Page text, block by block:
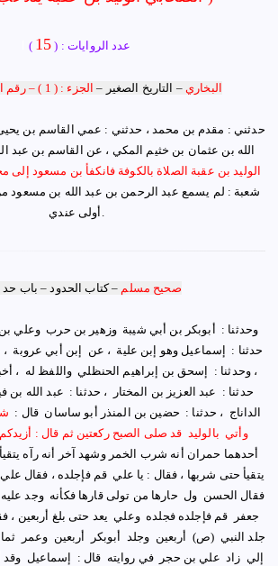
عدد الروايات : ( 15
)
البخاري – التاريخ الصغير – الجزء : ( 1 ) –رقم
– حدثني : مقدم بن محمد ، حدثني : عمي القاسم بن يحيى
الله بن عثمان بن خثيم المكي ، عن القاسم بن عبد
الوليد بن عقبة الصلاة بالكوفة فانكفأ بن مسعود إلى
شعبة : لم يسمع عبد الرحمن بن عبد الله بن مسعود
أولى عندي .
صحيح مسلم –كتاب الحدود – باب حد
وحدثنا : ‏ ‏أبوبكر بن أبي شيبة ‏ ‏وزهير بن حرب ‏ ‏وعلي
حدثنا : ‏ ‏إسماعيل وهو إبن علية ‏ ‏، عن ‏ ‏إبن أبي عروبة ‏ ‏،
‏، وحدثنا : ‏ ‏إسحق بن إبراهيم الحنظلي ‏ ‏واللفظ له ‏ ،
حدثنا : ‏ ‏عبد العزيز بن المختار ‏ ، حدثنا : ‏ ‏عبد الله بن
الداناج ‏ ، حدثنا : ‏ ‏حضين بن المنذر أبو ساسان ‏ ‏قال : ‏
‏وأتي ‏ ‏بالوليد ‏ ‏قد صلى الصبح ركعتين ثم قال :
أحدهما حمران أنه شرب الخمر وشهد آخر أنه رآه
يتقيأ حتى شربها ، فقال : يا ‏علي ‏ ‏قم فإجلده ، فقال
فقال الحسن ‏ ‏ول ‏ ‏حارها من تولى قارها فكأنه ‏ ‏وجد عليه
جعفر ‏ ‏قم فإجلده فجلده ‏ ‏وعلي ‏ ‏يعد حتى بلغ أربعين ،
‏جلد النبي ‏ ‏ (ص)
‏أربعين ‏ ‏وجلد ‏ ‏أبوبكر ‏ ‏أربعين ‏ ‏وعمر
إلي ‏ ‏زاد ‏ ‏علي بن حجر ‏ ‏في روايته ‏ ‏قال : ‏ ‏إسماعيل